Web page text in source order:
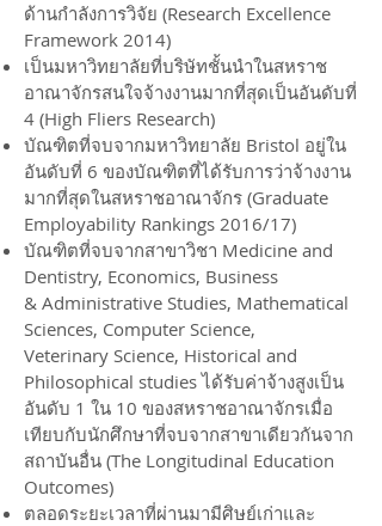
ด้านกำลังการวิจัย (Research Excellence
Framework 2014)
เป็นมหาวิทยาลัยที่บริษัทชั้นนำในสหราช
อาณาจักรสนใจจ้างงานมากที่สุดเป็นอันดับที่
4 (High Fliers Research)
บัณฑิตที่จบจากมหาวิทยาลัย Bristol อยู่ใน
อันดับที่ 6 ของบัณฑิตที่ได้รับการว่าจ้างงาน
มากที่สุดในสหราชอาณาจักร (Graduate
Employability Rankings 2016/17)
บัณฑิตที่จบจากสาขาวิชา Medicine and
Dentistry, Economics, Business
& Administrative Studies, Mathematical
Sciences, Computer Science,
Veterinary Science, Historical and
Philosophical studies ได้รับค่าจ้างสูงเป็น
อันดับ 1 ใน 10 ของสหราชอาณาจักรเมื่อ
เทียบกับนักศึกษาที่จบจากสาขาเดียวกันจาก
สถาบันอื่น (The Longitudinal Education
Outcomes)
ตลอดระยะเวลาที่ผ่านมามีศิษย์เก่าและ